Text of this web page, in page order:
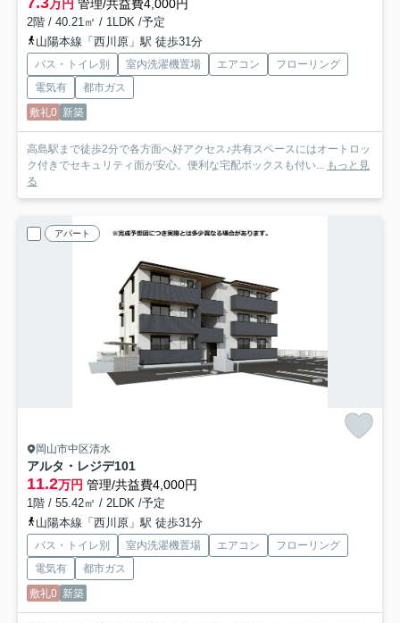
万円 管理/共益費4,000円
2階 / 40.21㎡ / 1LDK /予定
山陽本線「西川原」駅 徒歩31分
バス・トイレ別 室内洗濯機置場 エアコン
フローリング
電気有
都市ガス
敷礼0 新築
高島駅まで徒歩2分で各方面へ好アクセス♪共有スペースにはオートロッ
ク付きでセキュリティ面が安心。便利な宅配ボックスも付い... もっと見
る
アパート
岡山市中区清水
アルタ・レジデ101
11.2万円 管理/共益費4,000円
1階 / 55.42㎡ / 2LDK /予定
山陽本線「西川原」駅 徒歩31分
バス・トイレ別 室内洗濯機置場 エアコン
フローリング
電気有
都市ガス
敷礼0 新築